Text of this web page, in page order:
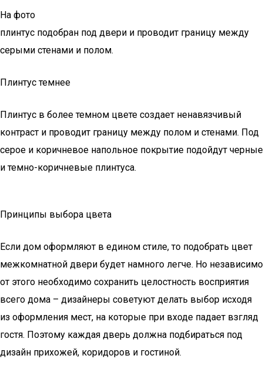
На фото
плинтус подобран под двери и проводит границу между
серыми стенами и полом.
Плинтус темнее
Плинтус в более темном цвете создает ненавязчивый
контраст и проводит границу между полом и стенами. Под
серое и коричневое напольное покрытие подойдут черные
и темно-коричневые плинтуса.
Принципы выбора цвета
Если дом оформляют в едином стиле, то подобрать цвет
межкомнатной двери будет намного легче. Но независимо
от этого необходимо сохранить целостность восприятия
всего дома – дизайнеры советуют делать выбор исходя
из оформления мест, на которые при входе падает взгляд
гостя. Поэтому каждая дверь должна подбираться под
дизайн прихожей, коридоров и гостиной.